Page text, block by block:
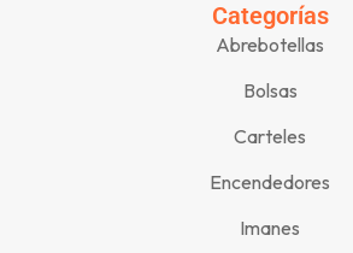
Categorías
Abrebotellas
Bolsas
Carteles
Encendedores
Imanes